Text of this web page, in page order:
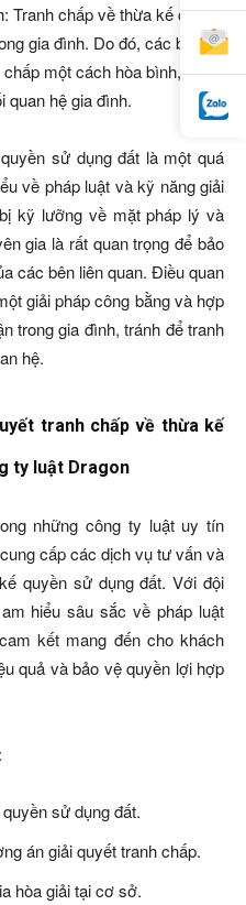
Tranh chấp về thừa kế có thể
gia đình. Do đó, các bên
một cách hòa bình, tôn
quan hệ gia đình.
sử dụng đất là một quá
về pháp luật và kỹ năng giải
kỹ lưỡng về mặt pháp lý và
gia là rất quan trọng để bảo
các bên liên quan. Điều quan
giải pháp công bằng và hợp
trong gia đình, tránh để tranh
hệ.
tranh chấp về thừa kế
ty luật Dragon
những công ty luật uy tín
cấp các dịch vụ tư vấn và
quyền sử dụng đất. Với đội
hiểu sâu sắc về pháp luật
kết mang đến cho khách
quả và bảo vệ quyền lợi hợp
sử dụng đất.
án giải quyết tranh chấp.
hòa giải tại cơ sở.